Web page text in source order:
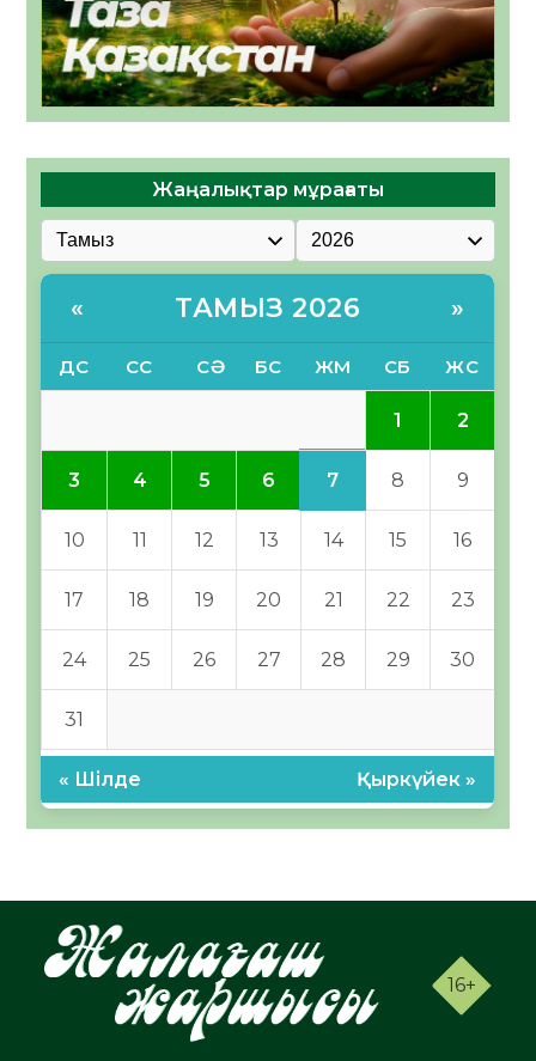
Жаңалықтар мұрағаты
« ТАМЫЗ 2026 »
ДС СС СӘ БС ЖМ СБ ЖС
1 2
3 4 5 6 7 8 9
10 11 12 13 14 15 16
17 18 19 20 21 22 23
24 25 26 27 28 29 30
31
« Шілде Қыркүйек »
16+